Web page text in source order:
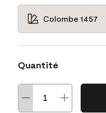
Colombe 1457
Quantité